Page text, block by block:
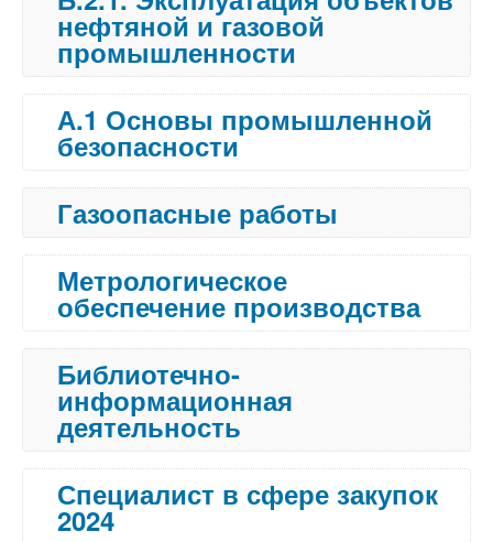
нефтяной и газовой
промышленности
А.1 Основы промышленной
безопасности
Газоопасные работы
Метрологическое
обеспечение производства
Библиотечно-
информационная
деятельность
Специалист в сфере закупок
2024